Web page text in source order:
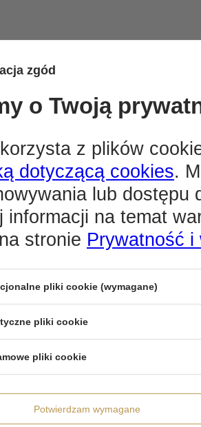
zgód
o Twoją
z plików
dotyczącą cookies.
lub dostępu
informacji na temat
stronie Prywatność i
pliki cookie (wymagane)
pliki cookie
pliki cookie
Potwierdzam wymagane